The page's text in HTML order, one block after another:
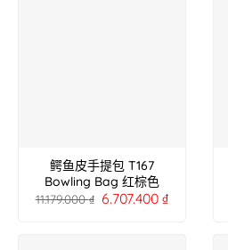
鳄鱼皮手提包 T167
Bowling Bag 红棕色
11.179.000₫ 6.707.400₫